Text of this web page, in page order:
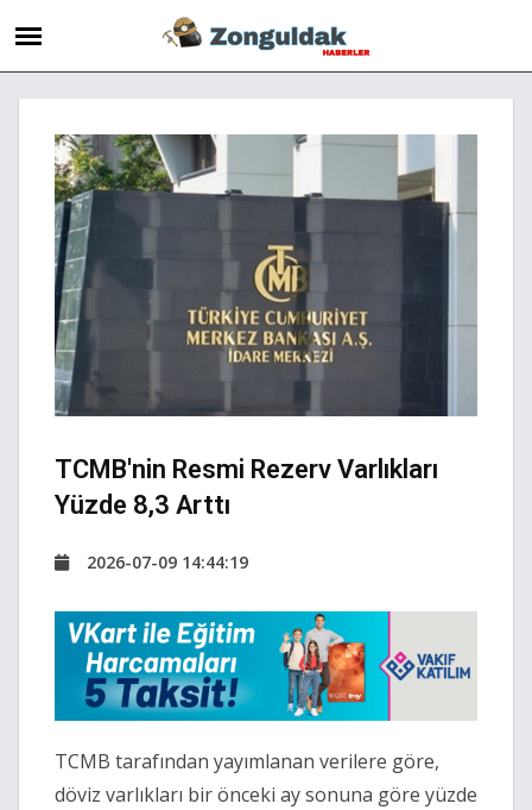
TCMB'nin Resmi Rezerv Varlıkları
Yüzde 8,3 Arttı
2026-07-09 14:44:19
TCMB tarafından yayımlanan verilere göre,
döviz varlıkları bir önceki ay sonuna göre yüzde